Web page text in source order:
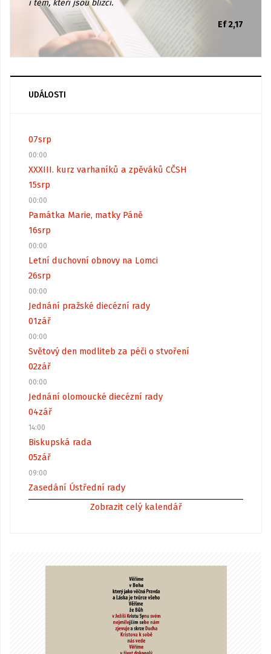
i těm, kteří jsou blízcí.
Ef 2,17
UDÁLOSTI
07srp
00:00
XXXIII. kurz varhaníků a zpěváků CČSH
15srp
00:00
Památka Marie, matky Páně
16srp
00:00
Letní duchovní obnovy na Lomci
26srp
00:00
Jednání pražské diecézní rady
01zář
00:00
Světový den modliteb za péči o stvoření
02zář
00:00
Jednání olomoucké diecézní rady
04zář
14:00
Biskupská rada
05zář
09:00
Zasedání Ústřední rady
Zobrazit celý kalendář